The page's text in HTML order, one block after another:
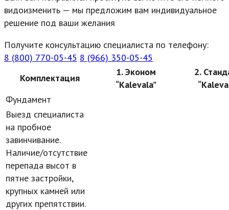
видоизменить — мы предложим вам индивидуальное
решение под ваши желания
Получите консультацию специалиста по телефону:
8 (800) 770-05-45 8 (966) 350-05-45
Комплектация
1. Эконом
“Kalevala”
2.
Фундамент
Выезд специалиста
на пробное
завинчивание.
Наличие/отсутствие
перепада высот в
пятне застройки,
крупных камней или
других препятствии.